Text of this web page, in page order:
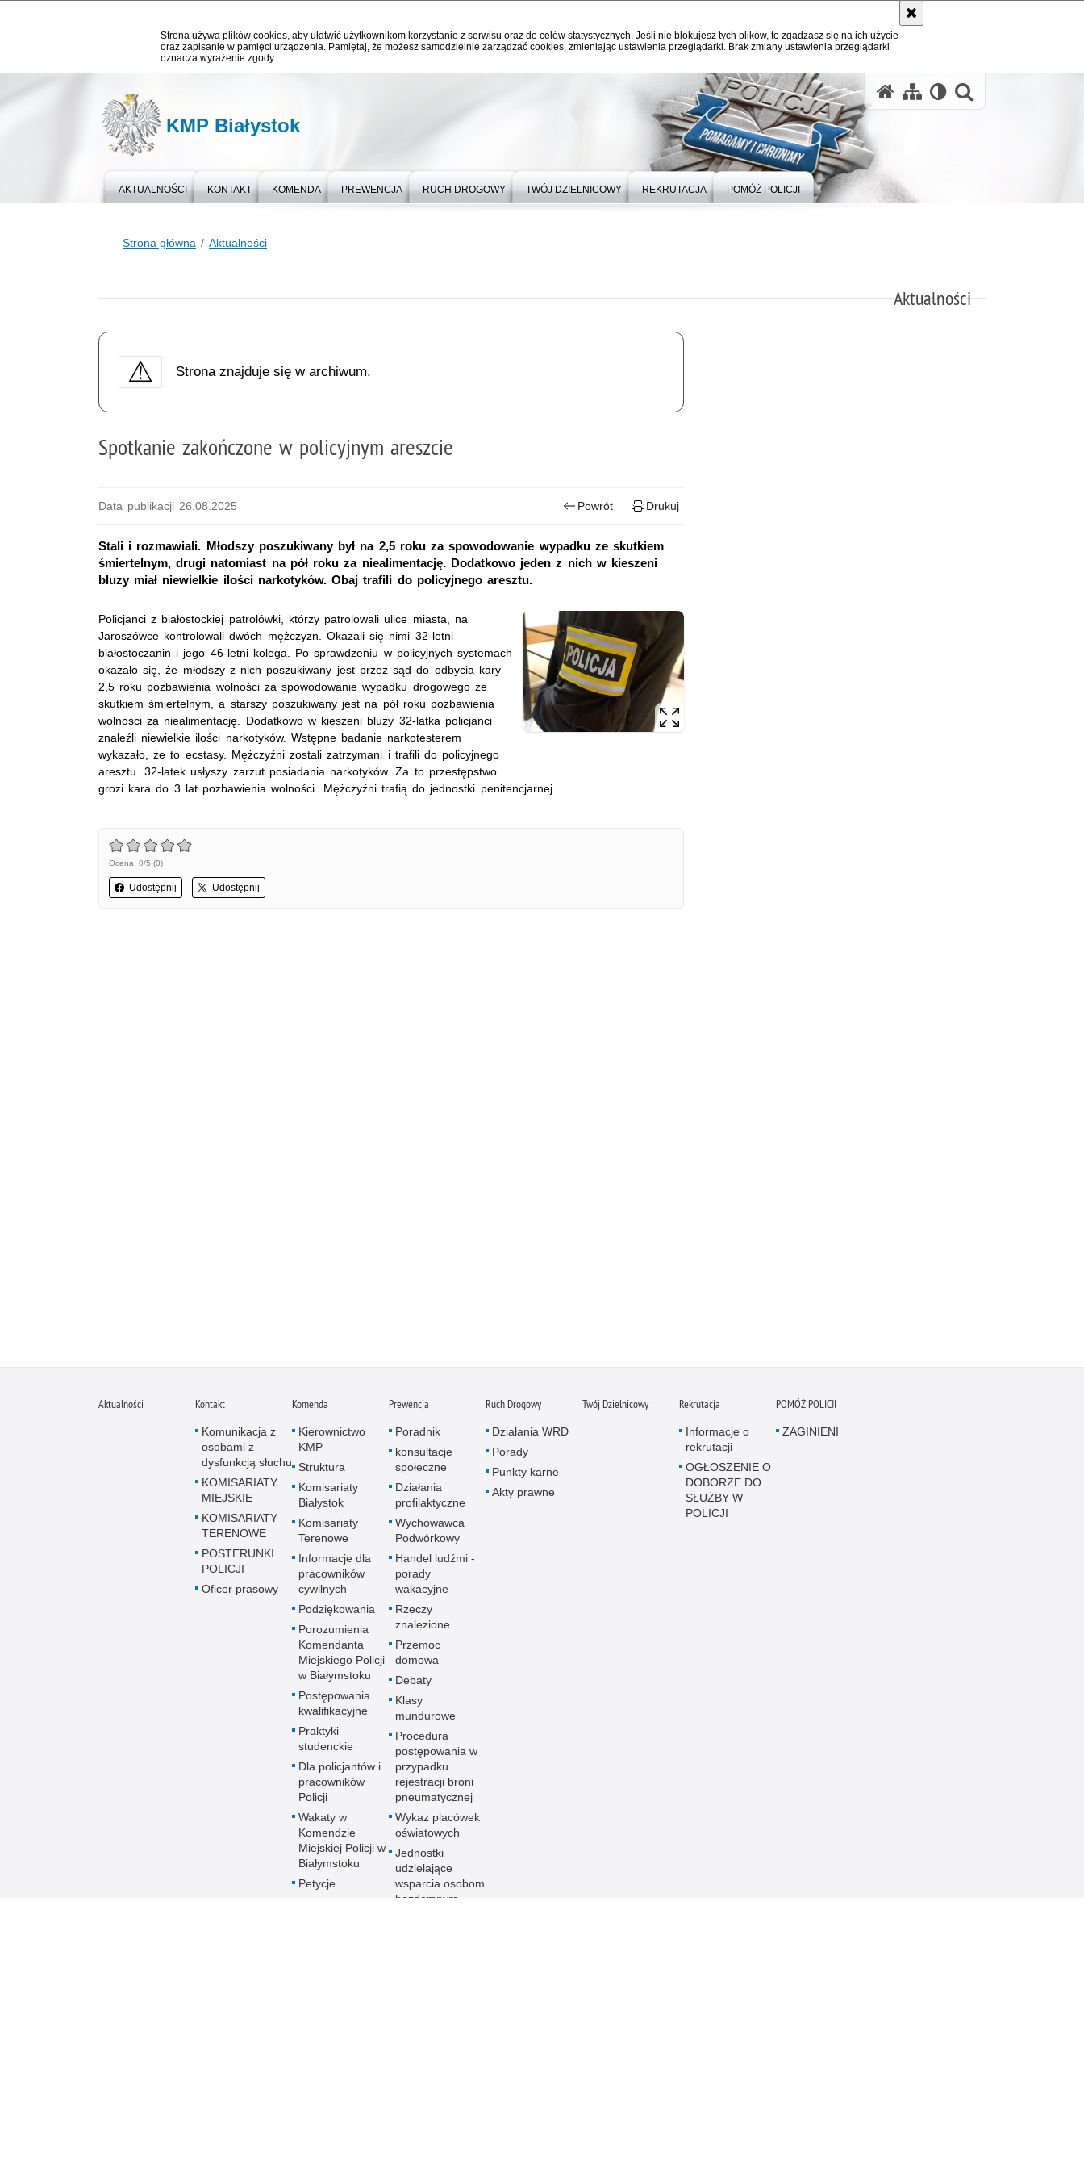
Strona używa plików cookies, aby ułatwić użytkownikom korzystanie z serwisu oraz do celów statystycznych. Jeśli nie blokujesz tych plików, to zgadzasz się na ich użycie
oraz zapisanie w pamięci urządzenia. Pamiętaj, że możesz samodzielnie zarządzać cookies, zmieniając ustawienia przeglądarki. Brak zmiany ustawienia przeglądarki
oznacza wyrażenie zgody.
KMP Białystok
AKTUALNOŚCI KONTAKT KOMENDA PREWENCJA RUCH DROGOWY TWÓJ DZIELNICOWY REKRUTACJA POMÓŻ POLICJI
Strona główna Aktualności
Aktualności
Strona znajduje się w archiwum.
Spotkanie zakończone w policyjnym areszcie
Data publikacji 26.08.2025 Powrót Drukuj
Stali i rozmawiali. Młodszy poszukiwany był na 2,5 roku za spowodowanie wypadku ze skutkiem
śmiertelnym, drugi natomiast na pół roku za niealimentację. Dodatkowo jeden z nich w kieszeni
bluzy miał niewielkie ilości narkotyków. Obaj trafili do policyjnego aresztu.
Policjanci z białostockiej patrolówki, którzy patrolowali ulice miasta, na
Jaroszówce kontrolowali dwóch mężczyzn. Okazali się nimi 32-letni
białostoczanin i jego 46-letni kolega. Po sprawdzeniu w policyjnych systemach
okazało się, że młodszy z nich poszukiwany jest przez sąd do odbycia kary
2,5 roku pozbawienia wolności za spowodowanie wypadku drogowego ze
skutkiem śmiertelnym, a starszy poszukiwany jest na pół roku pozbawienia
wolności za niealimentację. Dodatkowo w kieszeni bluzy 32-latka policjanci
znaleźli niewielkie ilości narkotyków. Wstępne badanie narkotesterem
wykazało, że to ecstasy. Mężczyźni zostali zatrzymani i trafili do policyjnego
aresztu. 32-latek usłyszy zarzut posiadania narkotyków. Za to przestępstwo
grozi kara do 3 lat pozbawienia wolności. Mężczyźni trafią do jednostki penitencjarnej.
Ocena: 0/5 (0)
Udostępnij Udostępnij
Aktualności Kontakt
Komunikacja z
osobami z
dysfunkcją słuchu
KOMISARIATY
MIEJSKIE
KOMISARIATY
TERENOWE
POSTERUNKI
POLICJI
Oficer prasowy
Komenda
Kierownictwo
KMP
Struktura
Komisariaty
Białystok
Komisariaty
Terenowe
Informacje dla
pracowników
cywilnych
Podziękowania
Porozumienia
Komendanta
Miejskiego Policji
w Białymstoku
Postępowania
kwalifikacyjne
Praktyki
studenckie
Dla policjantów i
pracowników
Policji
Wakaty w
Komendzie
Miejskiej Policji w
Białymstoku
Petycje
Prewencja
Poradnik
konsultacje
społeczne
Działania
profilaktyczne
Wychowawca
Podwórkowy
Handel ludźmi -
porady
wakacyjne
Rzeczy
znalezione
Przemoc
domowa
Debaty
Klasy
mundurowe
Procedura
postępowania w
przypadku
rejestracji broni
pneumatycznej
Wykaz placówek
oświatowych
Jednostki
udzielające
wsparcia osobom
bezdomnym
Ruch Drogowy
Działania WRD
Porady
Punkty karne
Akty prawne
Twój Dzielnicowy Rekrutacja
Informacje o
rekrutacji
OGŁOSZENIE O
DOBORZE DO
SŁUŻBY W
POLICJI
POMÓŻ POLICJI
ZAGINIENI